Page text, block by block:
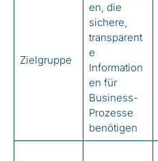
Zielgruppe
en, die
sichere,
transparent
e
Information
en für
Business-
Prozesse
benötigen